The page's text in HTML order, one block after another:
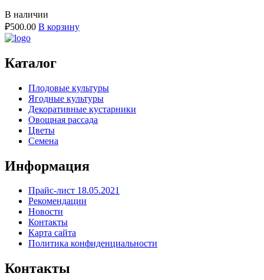
В наличии
₽500.00 В корзину
Каталог
Плодовые культуры
Ягодные культуры
Декоративные кустарники
Овощная рассада
Цветы
Семена
Информация
Прайс-лист 18.05.2021
Рекомендации
Новости
Контакты
Карта сайта
Политика конфиденциальности
Контакты